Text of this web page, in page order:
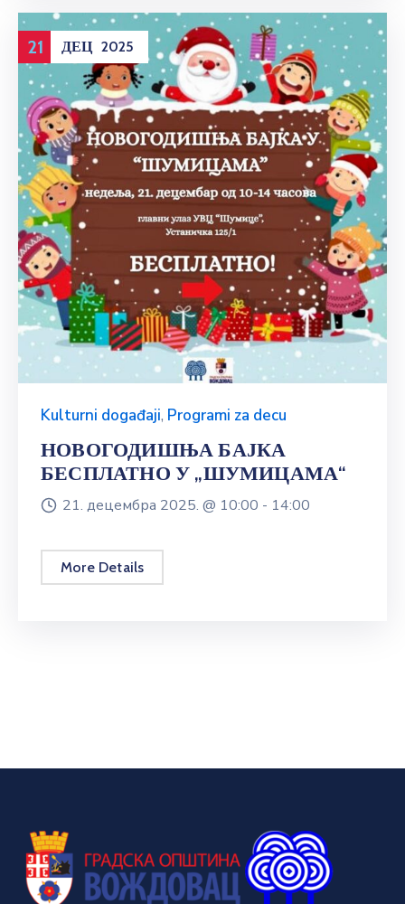
21 ДЕЦ 2025
Kulturni događaji, Programi za decu
НОВОГОДИШЊА БАЈКА
БЕСПЛАТНО У „ШУМИЦАМА“
21. децембра 2025. @ 10:00 - 14:00
More Details